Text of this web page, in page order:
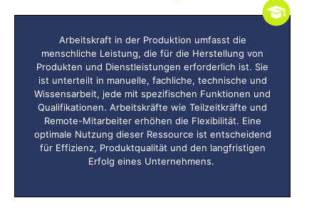
Arbeitskraft in der Produktion umfasst die
menschliche Leistung, die für die Herstellung von
Produkten und Dienstleistungen erforderlich ist. Sie
ist unterteilt in manuelle, fachliche, technische und
Wissensarbeit, jede mit spezifischen Funktionen und
Qualifikationen. Arbeitskräfte wie Teilzeitkräfte und
Remote-Mitarbeiter erhöhen die Flexibilität. Eine
optimale Nutzung dieser Ressource ist entscheidend
für Effizienz, Produktqualität und den langfristigen
Erfolg eines Unternehmens.